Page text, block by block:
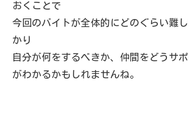
おくことで
今回のバイトが全体的にどのぐらい難
かり
自分が何をするべきか、仲間をどうサ
がわかるかもしれませんね。